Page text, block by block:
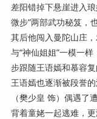
差阳错掉下悬崖进入
微步”两部武功秘笈，
其后他闯入曼陀山庄
与“神仙姐姐”一模一
步跟随王语嫣和慕容
王语嫣也逐渐被段誉
（樊少皇 饰）偶遇
背着童姥一起逃难，